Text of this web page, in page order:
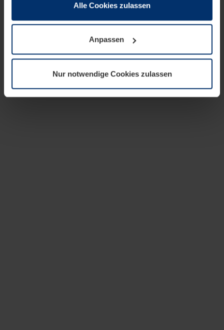
wenn diese für den Betrieb dieser Seite unbedingt
notwendig sind. Für alle anderen Cookie-Typen benötigen
wir Ihre Erlaubnis. Ihre Einwilligung können Sie jederzeit
Datenschutzerklärungunserer Website ändern oder
widerrufen.
Alle Cookies zulassen
Anpassen
Nur notwendige Cookies zulassen